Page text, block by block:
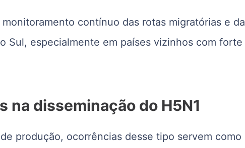
contínuo das rotas migratórias e da
Sul, especialmente em países vizinhos com forte
na disseminação do H5N1
produção, ocorrências desse tipo servem como